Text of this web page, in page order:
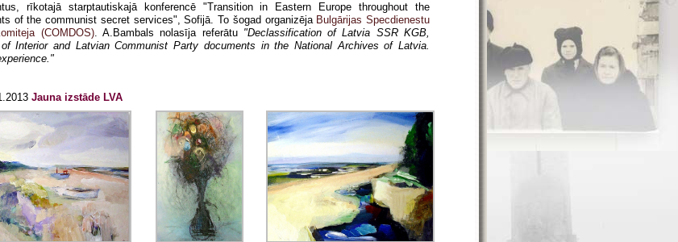
rīkotajā starptautiskajā konferencē "Transition in Eastern Europe throughout the
of the communist secret services", Sofijā. To šogad organizēja Bulgārijas Specdienestu
(COMDOS). A.Bambals nolasīja referātu "Declassification of Latvia SSR KGB,
Interior and Latvian Communist Party documents in the National Archives of Latvia.
Jauna izstāde LVA